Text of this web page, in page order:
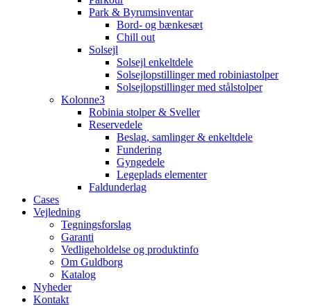
Park & Byrumsinventar
Bord- og bænkesæt
Chill out
Solsejl
Solsejl enkeltdele
Solsejlopstillinger med robiniastolper
Solsejlopstillinger med stålstolper
Kolonne3
Robinia stolper & Sveller
Reservedele
Beslag, samlinger & enkeltdele
Fundering
Gyngedele
Legeplads elementer
Faldunderlag
Cases
Vejledning
Tegningsforslag
Garanti
Vedligeholdelse og produktinfo
Om Guldborg
Katalog
Nyheder
Kontakt